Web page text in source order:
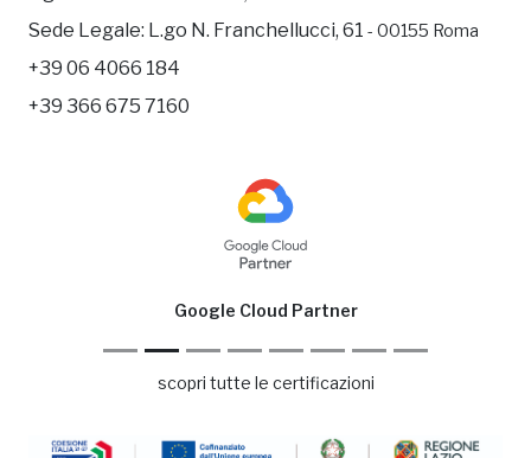
Sede Legale: L.go N. Franchellucci, 61 - 00155 Roma
+39 06 4066 184
+39 366 675 7160
Google Cloud Partner
scopri tutte le certificazioni